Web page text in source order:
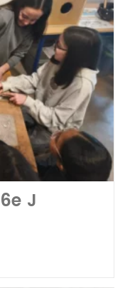
J
pour